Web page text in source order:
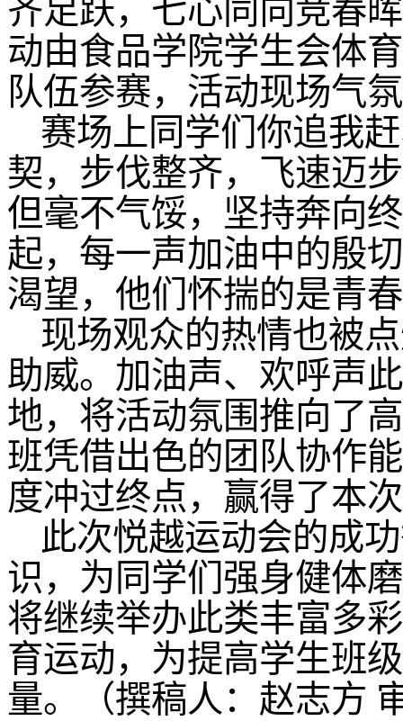
齐足跃，七心同向竞春
动由食品学院学生会体
队伍参赛，活动现场气
赛场上同学们你追我
契，步伐整齐，飞速迈
但毫不气馁，坚持奔向
起，每一声加油中的殷
渴望，他们怀揣的是青
现场观众的热情也被
助威。加油声、欢呼声
地，将活动氛围推向了
班凭借出色的团队协作
度冲过终点，赢得了本
此次悦越运动会的成
识，为同学们强身健体
将继续举办此类丰富多
育运动，为提高学生班
量。
（撰稿人：赵志方